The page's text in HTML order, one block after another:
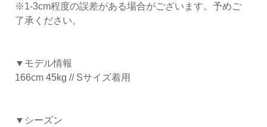
※1-3cm程度の誤差がある場合がございます。予めご
了承ください。
▼モデル情報
166cm 45kg // Sサイズ着用
▼シーズン